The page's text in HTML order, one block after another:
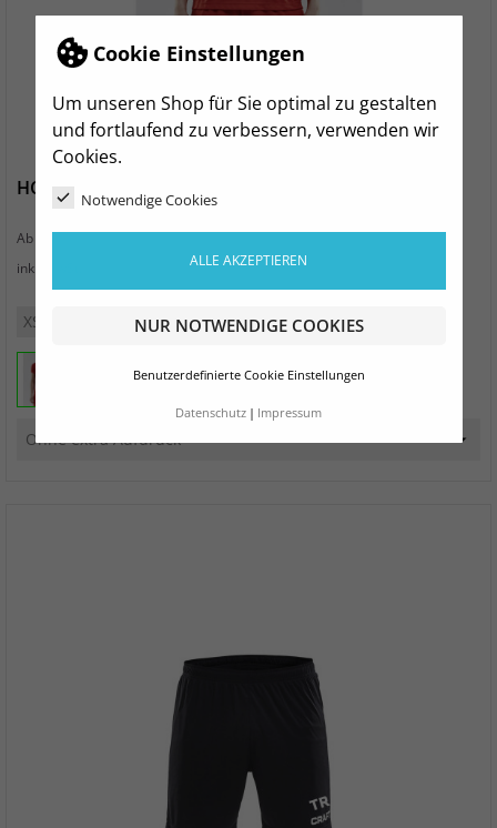
Cookie Einstellungen
Um unseren Shop für Sie optimal zu gestalten
und fortlaufend zu verbessern, verwenden wir
Cookies.
Notwendige Cookies
ALLE AKZEPTIEREN
NUR NOTWENDIGE COOKIES
Benutzerdefinierte Cookie Einstellungen
Datenschutz Impressum
HC Buteo Chemnitz Squad Jersey Solid Women rot
Ab Preis
23,99 €
inkl. MwSt.
XS L XL XXL